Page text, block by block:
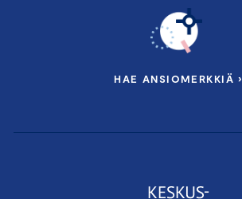
HAE ANSIOMERKKIÄ ›